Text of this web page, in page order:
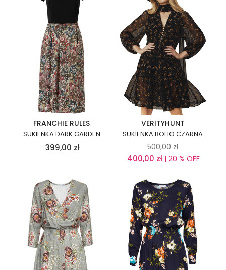
FRANCHIE RULES
SUKIENKA DARK GARDEN
399,00 zł
VERITYHUNT
SUKIENKA BOHO CZARNA
500,00 zł
400,00 zł | 20 % OFF